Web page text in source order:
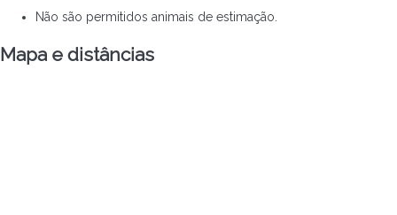
Não são permitidos animais de estimação.
Mapa e distâncias